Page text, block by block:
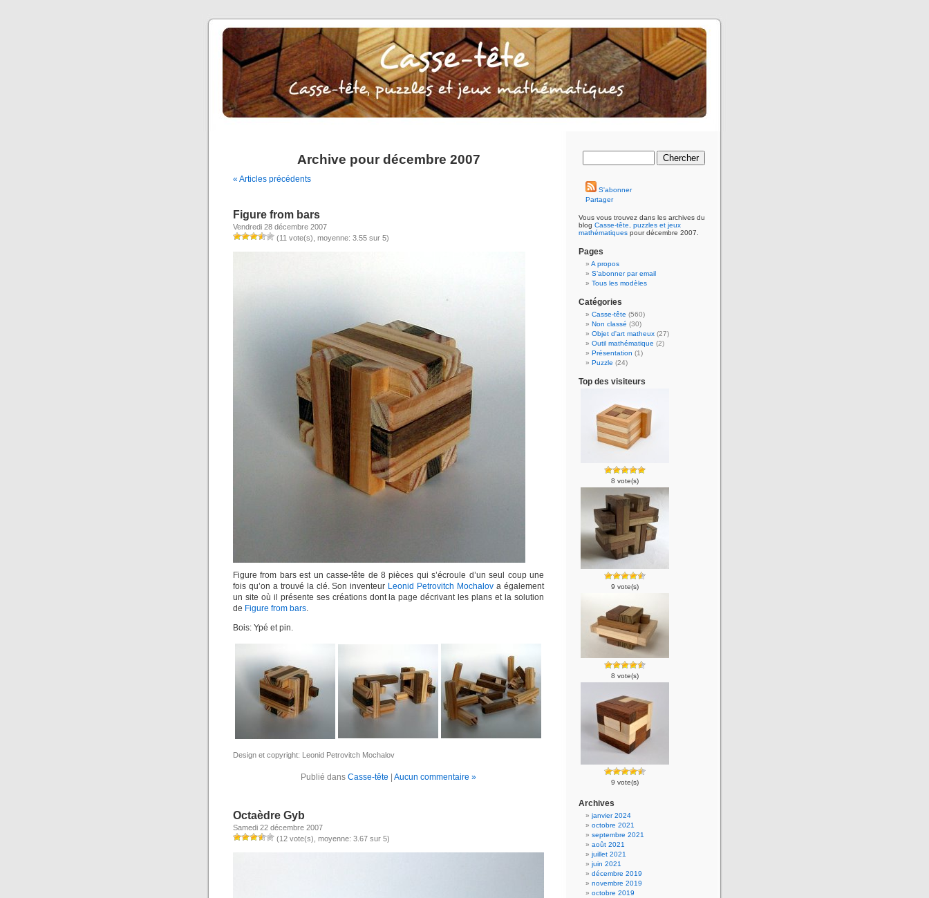
Archive pour décembre 2007
« Articles précédents
Figure from bars
Vendredi 28 décembre 2007
(11 vote(s), moyenne: 3.55 sur 5)
Figure from bars est un casse-tête de 8 pièces qui s’écroule d’un seul coup une
fois qu’on a trouvé la clé. Son inventeur Leonid Petrovitch Mochalov a également
un site où il présente ses créations dont la page décrivant les plans et la solution
de Figure from bars.
Bois: Ypé et pin.
Design et copyright: Leonid Petrovitch Mochalov
Publié dans Casse-tête Aucun commentaire »
Octaèdre Gyb
Samedi 22 décembre 2007
(12 vote(s), moyenne: 3.67 sur 5)
S'abonner
Partager
Vous vous trouvez dans les archives du
blog Casse-tête, puzzles et jeux
mathématiques pour décembre 2007.
Pages
A propos
S’abonner par email
Tous les modèles
Catégories
Casse-tête (560)
Non classé (30)
Objet d'art matheux (27)
Outil mathématique (2)
Présentation (1)
Puzzle (24)
Top des visiteurs
8 vote(s)
9 vote(s)
8 vote(s)
9 vote(s)
Archives
janvier 2024
octobre 2021
septembre 2021
août 2021
juillet 2021
juin 2021
décembre 2019
novembre 2019
octobre 2019